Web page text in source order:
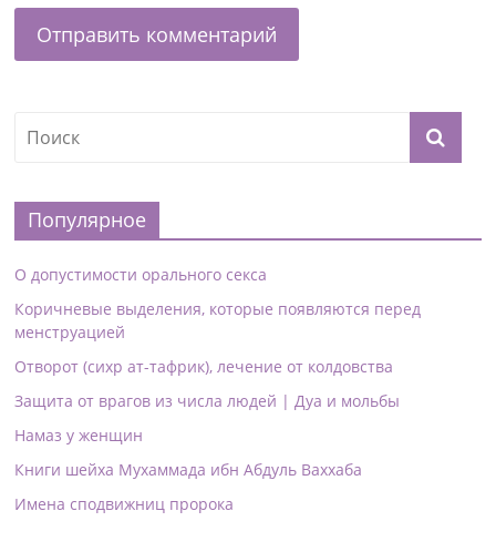
Популярное
О допустимости орального секса
Коричневые выделения, которые появляются перед
менструацией
Отворот (сихр ат-тафрик), лечение от колдовства
Защита от врагов из числа людей | Дуа и мольбы
Намаз у женщин
Книги шейха Мухаммада ибн Абдуль Ваххаба
Имена сподвижниц пророка